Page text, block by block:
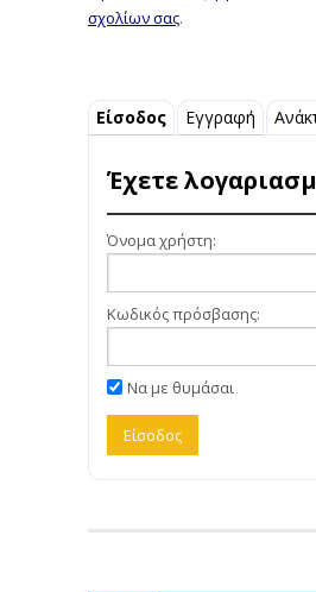
σχολίων σας.
Είσοδος Εγγραφή
Έχετε
Όνομα χρήστη:
Κωδικός πρόσβασης:
Να με θυμάσαι